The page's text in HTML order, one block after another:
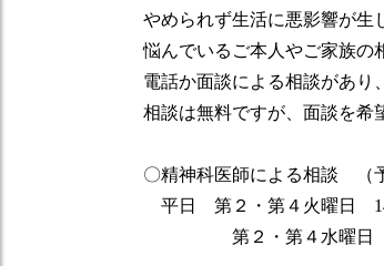
やめられず生活に悪影響が生
悩んでいるご本人やご家族の
電話か面談による相談があり
相談は無料ですが、面談を希
〇精神科医師による相談 （
平日 第２・第４火曜日
第２・第４水曜日